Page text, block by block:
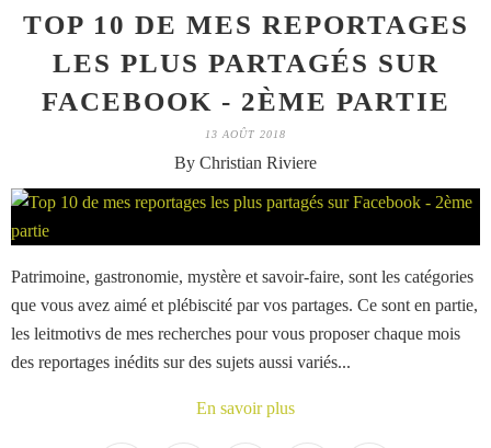
TOP 10 DE MES REPORTAGES
LES PLUS PARTAGÉS SUR
FACEBOOK - 2ÈME PARTIE
13 AOÛT 2018
By Christian Riviere
Patrimoine, gastronomie, mystère et savoir-faire, sont les catégories
que vous avez aimé et plébiscité par vos partages. Ce sont en partie,
les leitmotivs de mes recherches pour vous proposer chaque mois
des reportages inédits sur des sujets aussi variés...
En savoir plus